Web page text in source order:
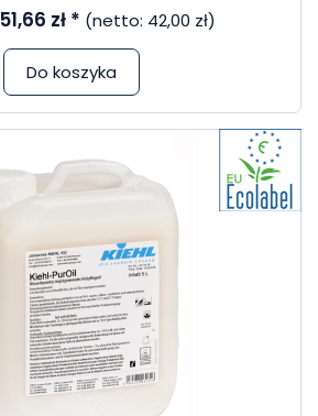
51,66 zł * (netto: 42,00 zł)
Do koszyka